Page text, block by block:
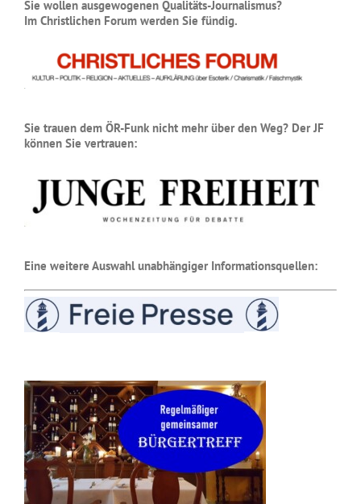
Sie wollen ausgewogenen Qualitäts-Journalismus?
Im Christlichen Forum werden Sie fündig.
Sie trauen dem ÖR-Funk nicht mehr über den Weg? Der JF
können Sie vertrauen:
Eine weitere Auswahl unabhängiger Informationsquellen: